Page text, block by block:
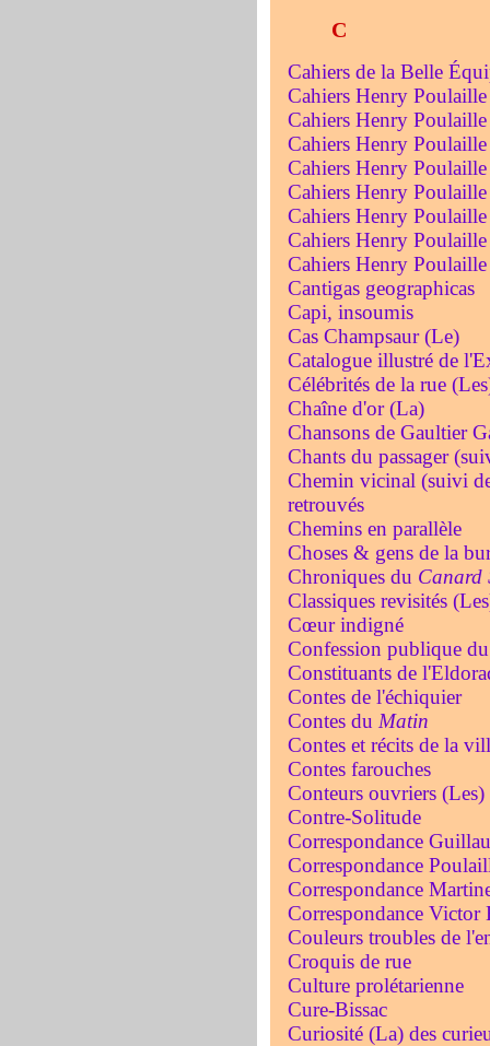
C
Cahiers de la Belle
Cahiers Henry
Cahiers Henry
Cahiers Henry
Cahiers Henry
Cahiers Henry
Cahiers Henry
Cahiers Henry
Cahiers Henry
Cantigas geographicas
Capi, insoumis
Cas Champsaur (Le)
Catalogue illustré de
Célébrités de la rue
Chaîne d'or (La)
Chansons de Gaultier
Chants du passager
Chemin vicinal (suivi
retrouvés
Chemins en parallèle
Choses & gens de la
Chroniques du Canard
Classiques revisités
Cœur indigné
Confession publique
Constituants de
Contes de l'échiquier
Contes du Matin
Contes et récits de la
Contes farouches
Conteurs ouvriers (Les)
Contre-Solitude
Correspondance
Correspondance
Correspondance
Correspondance
Couleurs troubles de
Croquis de rue
Culture prolétarienne
Cure-Bissac
Curiosité (La) des